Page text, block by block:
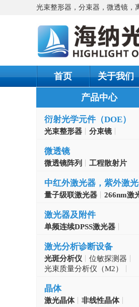
光束整形器，分束器，微透镜，
首页 关于我们
产品中心
衍射光学元件（DOE）
光束整形器
分束镜
微透镜
微透镜阵列 工程散射片
中红外激光器，紫外激
量子级联激光器 266nm激
激光器及附件
单频连续DPSS激光器
激光分析诊断设备
光斑分析仪
位敏探测器
自准直仪
光束质量分析仪（M2）
晶体
激光晶体
非线性晶体